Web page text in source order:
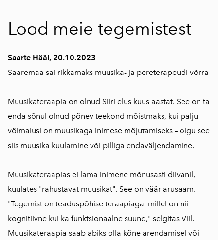
Lood meie tegemistest
Saarte Hääl, 20.10.2023
Saaremaa sai rikkamaks muusika- ja pereterapeudi võrra
Muusikateraapia on olnud Siiri elus kuus aastat. See on ta
enda sõnul olnud põnev teekond mõistmaks, kui palju
võimalusi on muusikaga inimese mõjutamiseks – olgu see
siis muusika kuulamine või pilliga endaväljendamine.
Muusikateraapias ei lama inimene mõnusasti diivanil,
kuulates "rahustavat muusikat". See on väär arusaam.
"Tegemist on teaduspõhise teraapiaga, millel on nii
kognitiivne kui ka funktsionaalne suund," selgitas Viil.
Muusikateraapia saab abiks olla kõne arendamisel või